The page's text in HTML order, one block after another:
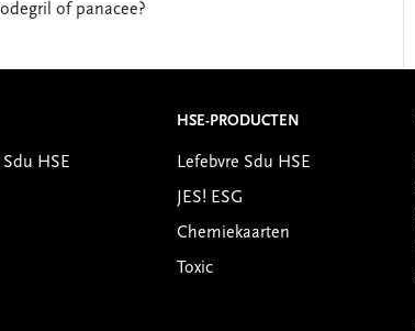
of panacee?
HSE
HSE-PRODUCTEN
Lefebvre Sdu HSE
JES! ESG
Chemiekaarten
Toxic